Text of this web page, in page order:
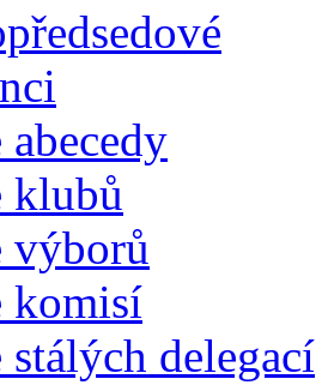
abecedy
klubů
výborů
komisí
stálých delegací